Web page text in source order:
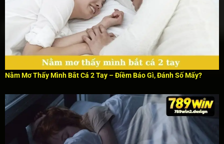
Nằm Mơ Thấy Mình Bắt Cá 2 Tay – Điềm Báo Gì, Đánh Số Mấy?